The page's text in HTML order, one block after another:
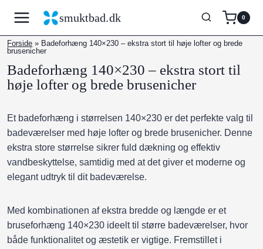
indhold
smuktbad.dk 0
Forside » Badeforhæng 140×230 – ekstra stort til høje lofter og brede
brusenicher
Badeforhæng 140×230 – ekstra stort til
høje lofter og brede brusenicher
Et badeforhæng i størrelsen 140×230 er det perfekte valg til
badeværelser med høje lofter og brede brusenicher. Denne
ekstra store størrelse sikrer fuld dækning og effektiv
vandbeskyttelse, samtidig med at det giver et moderne og
elegant udtryk til dit badeværelse.
Med kombinationen af ekstra bredde og længde er et
bruseforhæng 140×230 ideelt til større badeværelser, hvor
både funktionalitet og æstetik er vigtige. Fremstillet i